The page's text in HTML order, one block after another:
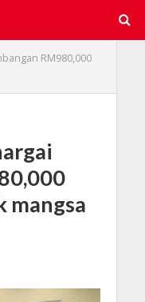
RM980,000
mangsa